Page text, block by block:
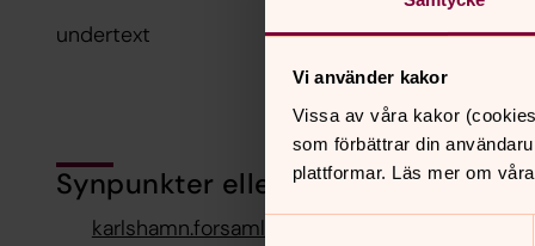
Vi använder kakor
Vissa av våra kakor
som förbättrar din
plattformar. Läs mer om
undertext
Synpunkter eller frågor på sidans
karlshamn.forsamling@svenskakyrkan.se